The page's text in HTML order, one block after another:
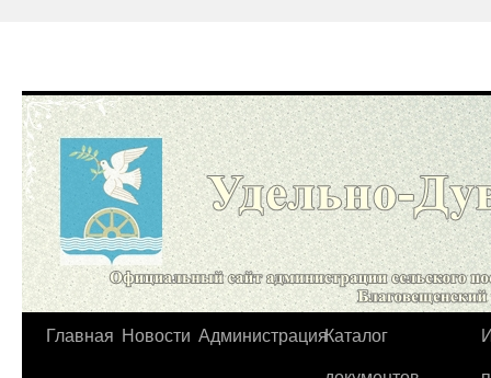
Перейти
Главная Новости АдминистрацияКаталог